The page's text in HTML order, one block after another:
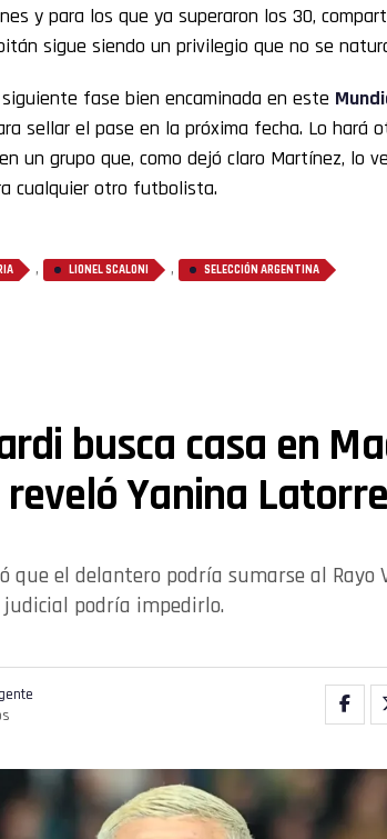
y para los que ya superaron los 30,
sigue siendo un privilegio que no se
fase bien encaminada en este
sellar el pase en la próxima fecha. Lo hará
un grupo que, como dejó claro Martínez, lo
cualquier otro futbolista.
, LIONEL SCALONI , SELECCIÓN ARGENTINA
busca casa en
Yanina Latorre
que el delantero podría sumarse al Rayo
podría impedirlo.